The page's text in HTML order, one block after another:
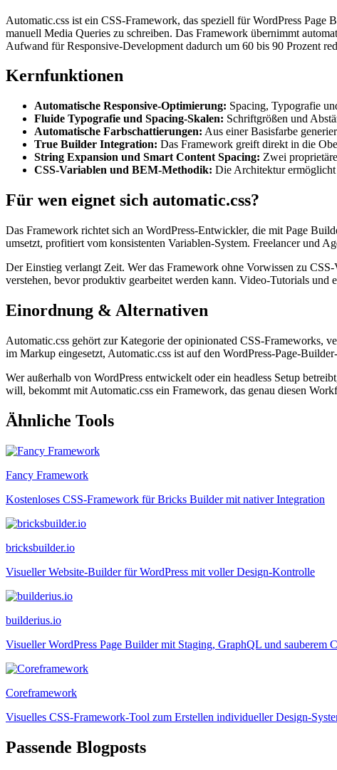
Automatic.css ist ein CSS-Framework, das speziell für WordPress
manuell Media Queries zu schreiben. Das Framework übernimmt
Aufwand für Responsive-Development dadurch um 60 bis 90 Prozent
Kernfunktionen
Automatische Responsive-Optimierung: Spacing, Typografie
Fluide Typografie und Spacing-Skalen: Schriftgrößen und
Automatische Farbschattierungen: Aus einer Basisfarbe
True Builder Integration: Das Framework greift direkt in die
String Expansion und Smart Content Spacing: Zwei
CSS-Variablen und BEM-Methodik: Die Architektur ermöglicht
Für wen eignet sich automatic.css?
Das Framework richtet sich an WordPress-Entwickler, die mit Page
umsetzt, profitiert vom konsistenten Variablen-System. Freelancer und
Der Einstieg verlangt Zeit. Wer das Framework ohne Vorwissen zu
verstehen, bevor produktiv gearbeitet werden kann. Video-Tutorials und
Einordnung & Alternativen
Automatic.css gehört zur Kategorie der opinionated CSS-
im Markup eingesetzt, Automatic.css ist auf den WordPress-Page-
Wer außerhalb von WordPress entwickelt oder ein headless Setup
will, bekommt mit Automatic.css ein Framework, das genau diesen
Ähnliche Tools
Fancy Framework
Kostenloses CSS-Framework für Bricks Builder mit nativer Integration
bricksbuilder.io
Visueller Website-Builder für WordPress mit voller Design-Kontrolle
builderius.io
Visueller WordPress Page Builder mit Staging, GraphQL und sauberem
Coreframework
Visuelles CSS-Framework-Tool zum Erstellen individueller Design-
Passende Blogposts